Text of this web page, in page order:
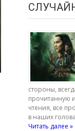
стороны,
прочитанную
чтения, все
в наших
Читать далее »